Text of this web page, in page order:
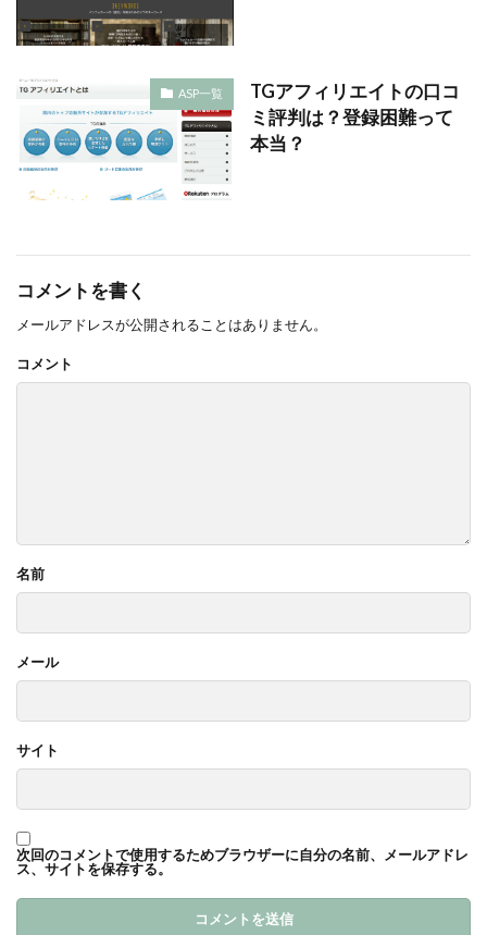
ASP一覧
TGアフィリエイトの口コ
ミ評判は？登録困難って
本当？
コメントを書く
メールアドレスが公開されることはありません。
コメント
名前
メール
サイト
次回のコメントで使用するためブラウザーに自分の名前、メールアドレ
ス、サイトを保存する。